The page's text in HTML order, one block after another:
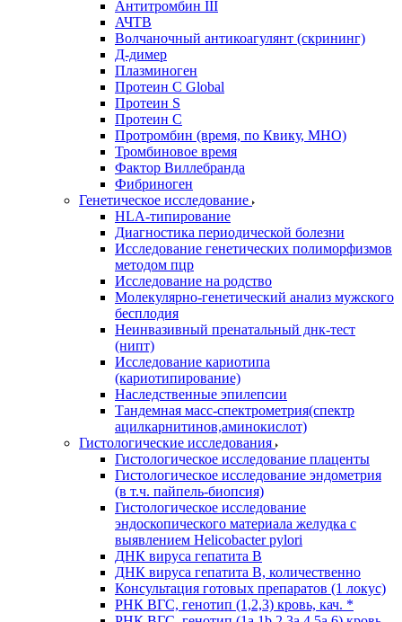
Антитромбин III
АЧТВ
Волчаночный антикоагулянт (скрининг)
Д-димер
Плазминоген
Протеин C Global
Протеин S
Протеин С
Протромбин (время, по Квику, МНО)
Тромбиновое время
Фактор Виллебранда
Фибриноген
Генетическое исследование
HLA-типирование
Диагностика периодической болезни
Исследование генетических полиморфизмов
методом пцр
Исследование на родство
Молекулярно-генетический анализ мужского
бесплодия
Неинвазивный пренатальный днк-тест
(нипт)
Исследование кариотипа
(кариотипирование)
Наследственные эпилепсии
Тандемная масс-спектрометрия(спектр
ацилкарнитинов,аминокислот)
Гистологические исследования
Гистологическое исследование плаценты
Гистологическое исследование эндометрия
(в т.ч. пайпель-биопсия)
Гистологическое исследование
эндоскопического материала желудка с
выявлением Helicobacter pylori
ДНК вируса гепатита B
ДНК вируса гепатита B, количественно
Консультация готовых препаратов (1 локус)
РНК ВГC, генотип (1,2,3) кровь, кач. *